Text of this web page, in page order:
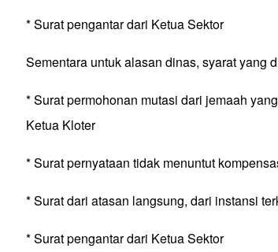
* Surat pengantar dari Ketua Sektor
Sementara untuk alasan dinas, syarat yang
* Surat permohonan mutasi dari jemaah
Ketua Kloter
* Surat pernyataan tidak menuntut
* Surat dari atasan langsung, dari instansi
* Surat pengantar dari Ketua Sektor